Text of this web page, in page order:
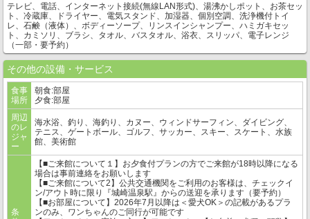
テレビ、電話、インターネット接続(無線LAN形式)、湯沸かしポット、お茶セッ
ト、冷蔵庫、ドライヤー、電気スタンド、加湿器、個別空調、洗浄機付トイ
レ、石鹸（液体）、ボディーソープ、リンスインシャンプー、ハミガキセッ
ト、カミソリ、ブラシ、タオル、バスタオル、浴衣、スリッパ、電子レンジ
（一部・要予約）
その他の設備・サービス
食事
場所
朝食:部屋
夕食:部屋
周辺
のレ
ジャ
ー
海水浴、釣り、海釣り、カヌー、ウィンドサーフィン、ダイビング、
テニス、ゲートボール、ゴルフ、サッカー、スキー、スケート、水族
館、美術館
条
【■ご来館について１】お夕食付プランの方でご来館が18時以降になる
場合は事前連絡をお願いします
【■ご来館について2】公共交通機関をご利用のお客様は、チェックイ
ン/アウト時に限り『城崎温泉駅』からの送迎を承ります（要予約）
【■お部屋について】2026年7月以降は＜愛犬OK＞の記載があるプラ
ンのみ、ワンちゃんのご同行が可能です